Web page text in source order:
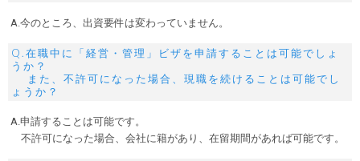
A.今のところ、出資要件は変わっていません。
Q.在職中に「経営・管理」ビザを申請することは可能でしょ
うか？
また、不許可になった場合、現職を続けることは可能でし
ょうか？
A.申請することは可能です。
不許可になった場合、会社に籍があり、在留期間があれば可能です。